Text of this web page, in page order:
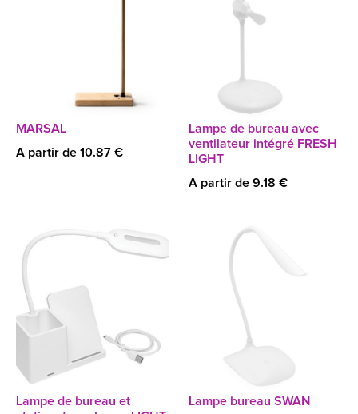
MARSAL
A partir de 10.87 €
Lampe de bureau avec
ventilateur intégré FRESH
LIGHT
A partir de 9.18 €
Lampe de bureau et
Lampe bureau SWAN